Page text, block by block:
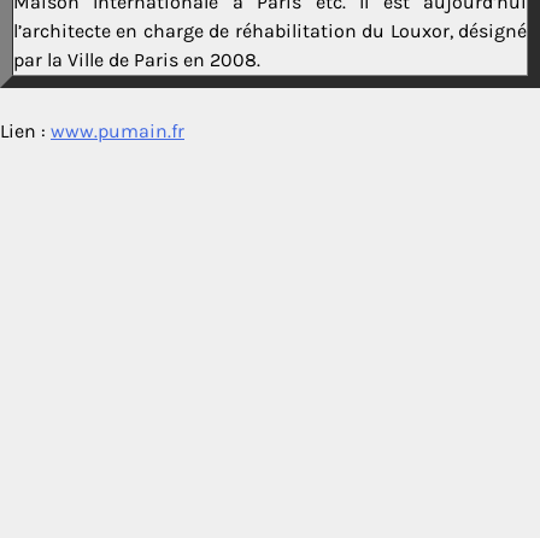
l’architecte en charge de réhabilitation du Louxor, désigné
par la Ville de Paris en 2008.
Lien : www.pumain.fr